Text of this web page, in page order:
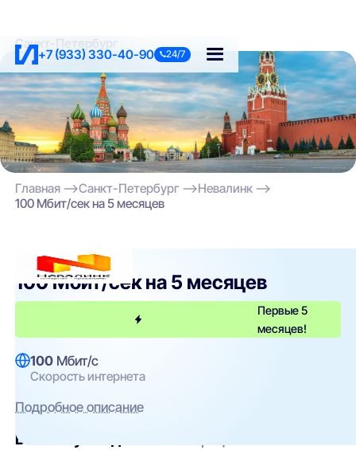
+7 (933) 330-40-90 24/7
Санкт-Петербург
Главная Санкт-Петербург
Невалинк
100 Мбит/сек на 5 месяцев
Невалинк
100 Мбит/сек на 5 месяцев
Первые 5
месяцев!
100 Мбит/с
Скорость интернета
Подробное описание
Вам могут подойти